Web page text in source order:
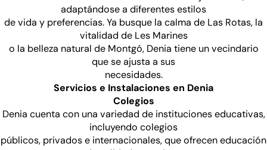
adaptándose a diferentes estilos
de vida y preferencias. Ya busque la calma de Las Rotas, la
vitalidad de Les Marines
o la belleza natural de Montgó, Denia tiene un vecindario
que se ajusta a sus
necesidades.
Servicios e Instalaciones en Denia
Colegios
Denia cuenta con una variedad de instituciones educativas,
incluyendo colegios
públicos, privados e internacionales, que ofrecen educación